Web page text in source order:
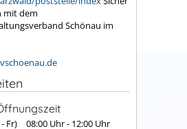
mit dem
Schönau im
Fr) 08:00 Uhr- 12:00 Uhr